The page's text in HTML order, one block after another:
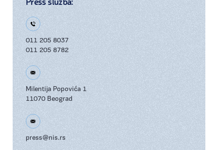
011 205 8037
011 205 8782
Milentija Popovića 1
11070 Beograd
press@nis.rs